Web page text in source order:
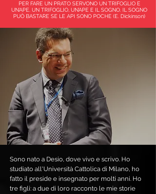
PER FARE UN PRATO SERVONO UN TRIFOGLIO E
UN’APE. UN TRIFOGLIO, UN’APE E IL SOGNO. IL SOGNO
PUÒ BASTARE SE LE API SONO POCHE (E. Dickinson)
Sono nato a Desio, dove vivo e scrivo. Ho
studiato all'Università Cattolica di Milano, ho
fatto il preside e insegnato per molti anni. Ho
tre figli: a due di loro racconto le mie storie